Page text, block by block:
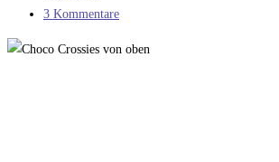
Kategorie:
Beitrags-
3 Kommentare